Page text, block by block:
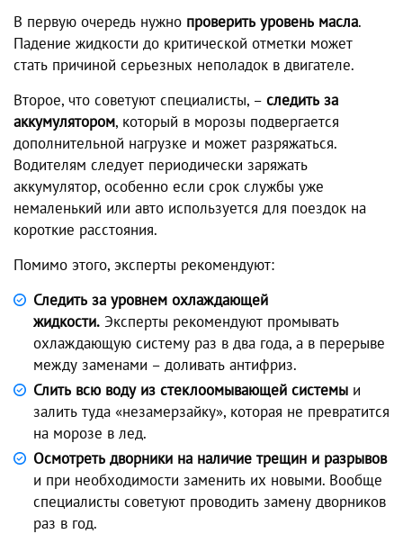
В первую очередь нужно проверить уровень масла.
Падение жидкости до критической отметки может
стать причиной серьезных неполадок в двигателе.
Второе, что советуют специалисты, – следить за
аккумулятором, который в морозы подвергается
дополнительной нагрузке и может разряжаться.
Водителям следует периодически заряжать
аккумулятор, особенно если срок службы уже
немаленький или авто используется для поездок на
короткие расстояния.
Помимо этого, эксперты рекомендуют:
Следить за уровнем охлаждающей
жидкости. Эксперты рекомендуют промывать
охлаждающую систему раз в два года, а в перерыве
между заменами – доливать антифриз.
Слить всю воду из стеклоомывающей системы и
залить туда «незамерзайку», которая не превратится
на морозе в лед.
Осмотреть дворники на наличие трещин и разрывов
и при необходимости заменить их новыми. Вообще
специалисты советуют проводить замену дворников
раз в год.